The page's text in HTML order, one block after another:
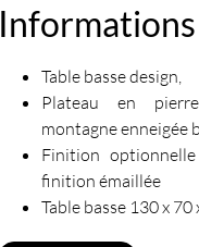
Informations
Table basse design,
Plateau en
montagne enneigée
Finition
finition émaillée
Table basse 130 x 70